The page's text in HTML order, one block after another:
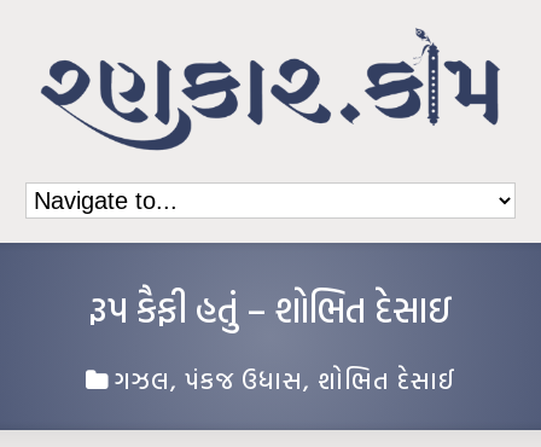
રૂપ કૈફી હતું – શોભિત દેસાઇ
ગઝલ, પંકજ ઉધાસ, શોભિત દેસાઈ